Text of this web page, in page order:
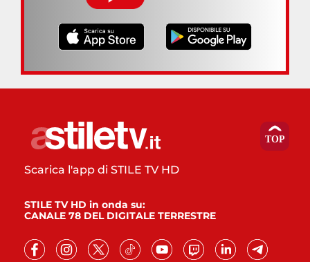
Scarica l'app di STILE TV HD
STILE TV HD in onda su:
CANALE 78 DEL DIGITALE TERRESTRE